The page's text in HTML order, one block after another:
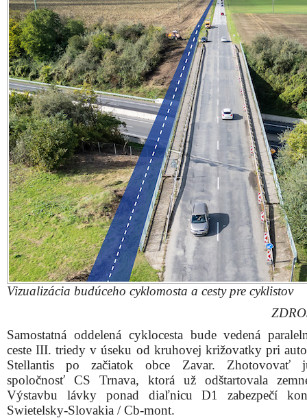
Vizualizácia budúceho cyklomosta a cesty pre cyklistov
Samostatná oddelená cyklocesta bude vedená
ceste III. triedy v úseku od kruhovej križovatky pri
Stellantis po začiatok obce Zavar. Zhotovovať
spoločnosť CS Trnava, ktorá už odštartovala
Výstavbu lávky ponad diaľnicu D1 zabezpečí
Swietelsky-Slovakia / Cb-mont.